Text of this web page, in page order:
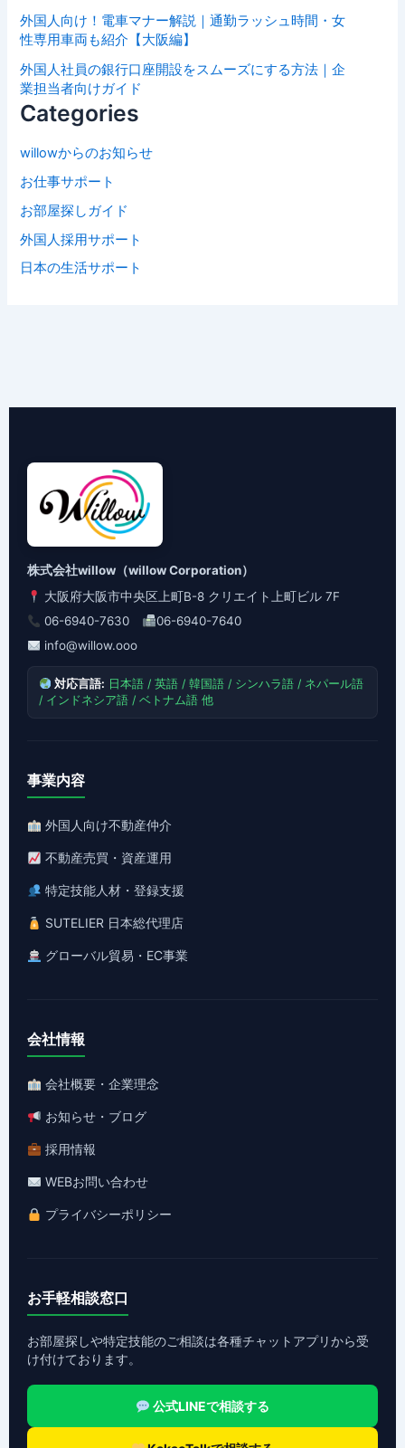
外国人向け！電車マナー解説｜通勤ラッシュ時間・女
性専用車両も紹介【大阪編】
外国人社員の銀行口座開設をスムーズにする方法｜企
業担当者向けガイド
Categories
willowからのお知らせ
お仕事サポート
お部屋探しガイド
外国人採用サポート
日本の生活サポート
株式会社willow（willow Corporation）
大阪府大阪市中央区上町B-8 クリエイト上町ビル 7F
06-6940-7630
06-6940-7640
info@willow.ooo
対応言語: 日本語 / 英語 / 韓国語 / シンハラ語 / ネパール語
/ インドネシア語 / ベトナム語 他
事業内容
外国人向け不動産仲介
不動産売買・資産運用
特定技能人材・登録支援
SUTELIER 日本総代理店
グローバル貿易・EC事業
会社情報
会社概要・企業理念
お知らせ・ブログ
採用情報
WEBお問い合わせ
プライバシーポリシー
お手軽相談窓口
お部屋探しや特定技能のご相談は各種チャットアプリから受
け付けております。
公式LINEで相談する